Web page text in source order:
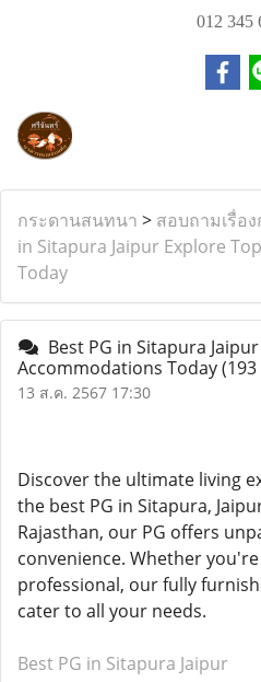
012 345
กระดานสนทนา > สอบถามเรื่อ
in Sitapura Jaipur Explore
Today
Best PG in Sitapura
Accommodations Today
13 ส.ค. 2567 17:30
Discover the ultimate living
the best PG in Sitapura,
Rajasthan, our PG offers
convenience. Whether
professional, our fully
cater to all your needs.
Best PG in Sitapura Jaipur